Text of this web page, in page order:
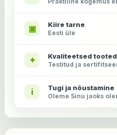
▣ Kiire tarne
Eesti üle
✦ Kvaliteetsed tooted
Testitud ja
i Tugi ja nõustamine
Oleme Sinu jaoks